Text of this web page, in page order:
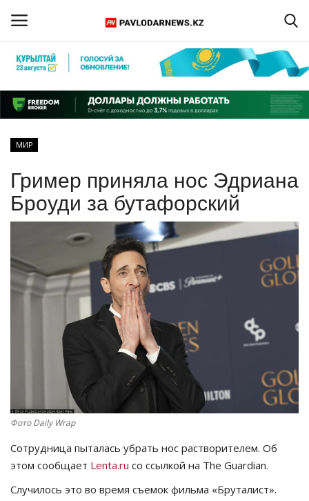
Регистрация
Главная
ПАВЛОДАРСКАЯ ОБЛАСТЬ
МИР
СПЕЦПРОЕКТЫ
РАЗВЛЕЧЕНИЯ
МИР
Гример приняла нос Эдриана
Броуди за бутафорский
Фото Daily Wrap
Сотрудница пыталась убрать нос растворителем. Об
этом сообщает Lenta.ru со ссылкой на The Guardian.
Случилось это во время съемок фильма «Бруталист».